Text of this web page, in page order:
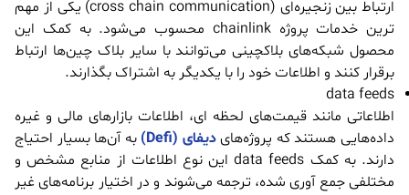
ارتباط بین زنجیره‌ای (cross chain communication) یکی از مهم
ترین خدمات پروژه chainlink محسوب می‌شود. به کمک این
محصول شبکه‌های بلاکچینی می‌توانند با سایر بلاک چین‌ها ارتباط
برقرار کنند و اطلاعات خود را با یکدیگر به اشتراک بگذارند.
data feeds
اطلاعاتی مانند قیمت‌های لحظه ای، اطلاعات بازارهای مالی و غیره
داده‌هایی هستند که پروژه‌هایدیفای (Defi)
به آن‌ها بسیار احتیاج
دارند. به کمک data feeds این نوع اطلاعات از منابع مشخص و
مختلفی جمع آوری شده، ترجمه می‌شوند و در اختیار برنامه‌های غیر